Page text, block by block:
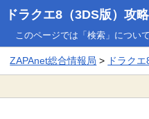
ドラクエ8（3DS版）攻
このページでは「検索」につい
ZAPAnet総合情報局 > ドラク